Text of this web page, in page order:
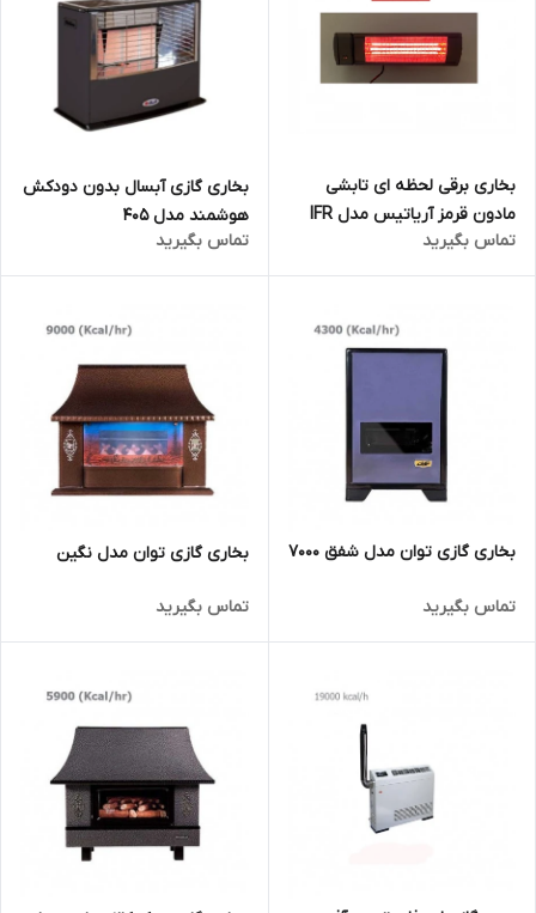
بخاری برقی لحظه ای تابشی
مادون قرمز آریاتیس مدل IFR
2008R
تماس بگیرید
بخاری گازی آبسال بدون دودکش
هوشمند مدل 405
تماس بگیرید
بخاری گازی توان مدل شفق 7000
تماس بگیرید
بخاری گازی توان مدل نگین
تماس بگیرید